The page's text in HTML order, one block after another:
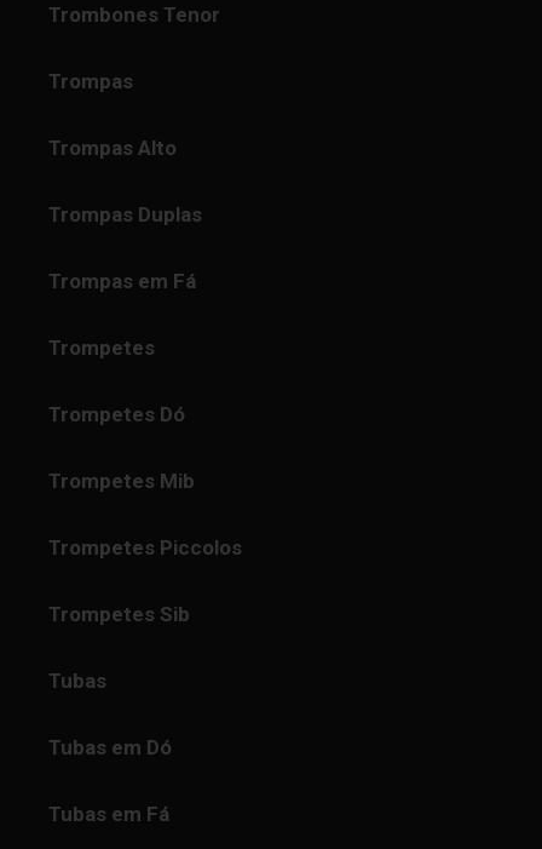
Trombones Tenor
Trompas
Trompas Alto
Trompas Duplas
Trompas em Fá
Trompetes
Trompetes Dó
Trompetes Mib
Trompetes Piccolos
Trompetes Sib
Tubas
Tubas em Dó
Tubas em Fá